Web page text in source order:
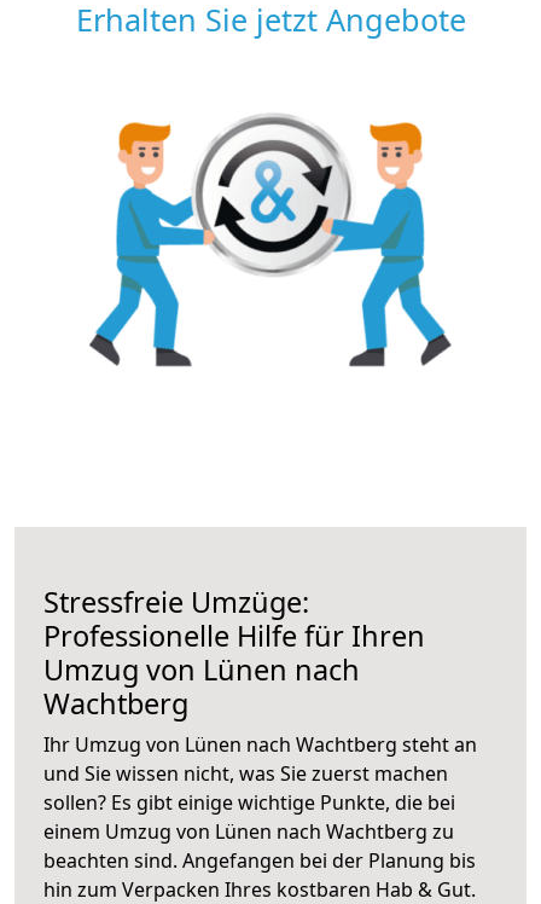
Erhalten Sie jetzt Angebote
Stressfreie Umzüge:
Professionelle Hilfe für Ihren
Umzug von Lünen nach
Wachtberg
Ihr Umzug von Lünen nach Wachtberg steht an
und Sie wissen nicht, was Sie zuerst machen
sollen? Es gibt einige wichtige Punkte, die bei
einem Umzug von Lünen nach Wachtberg zu
beachten sind. Angefangen bei der Planung bis
hin zum Verpacken Ihres kostbaren Hab & Gut.